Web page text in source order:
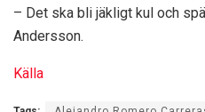
– Det ska bli jäkligt kul och
Andersson.
Källa